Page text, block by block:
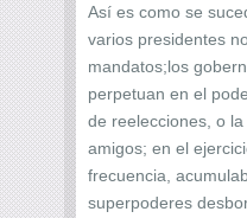
Así es como se
varios presidentes
mandatos;los
perpetuan en el
de reelecciones, o
amigos; en el
frecuencia,
superpoderes